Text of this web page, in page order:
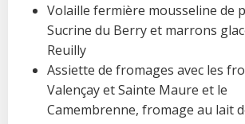
Volaille fermière mousseline de
Sucrine du Berry et marrons
Reuilly
Assiette de fromages avec les
Valençay et Sainte Maure et le
Camembrenne, fromage au lait